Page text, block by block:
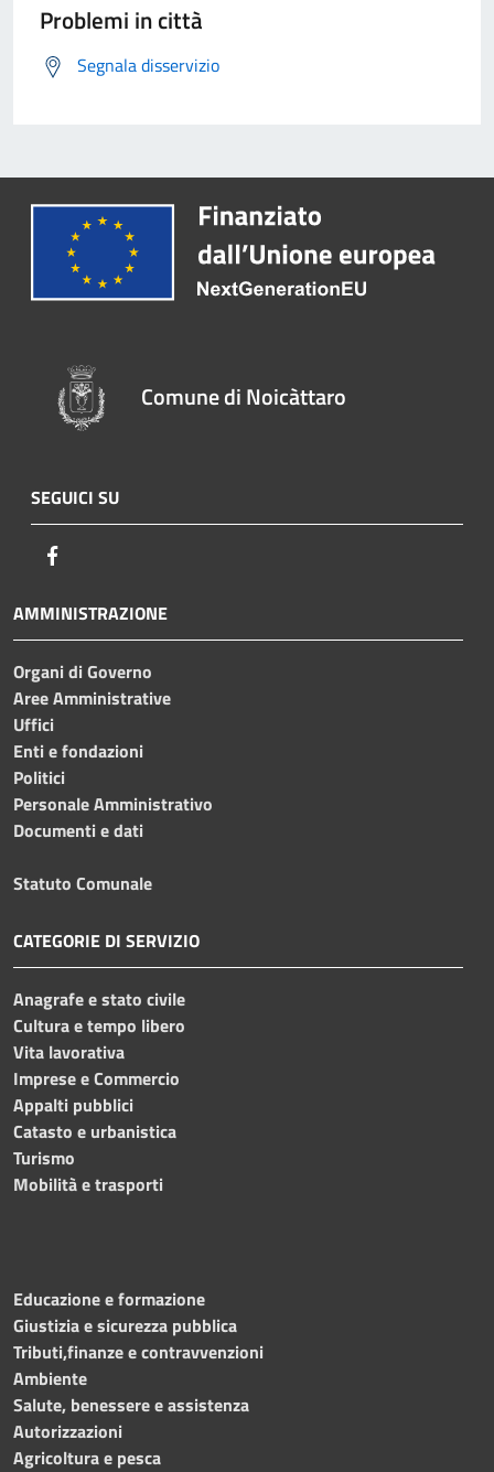
Problemi in città
Segnala disservizio
Comune di Noicàttaro
SEGUICI SU
AMMINISTRAZIONE
Organi di Governo
Aree Amministrative
Uffici
Enti e fondazioni
Politici
Personale Amministrativo
Documenti e dati
Statuto Comunale
CATEGORIE DI SERVIZIO
Anagrafe e stato civile
Cultura e tempo libero
Vita lavorativa
Imprese e Commercio
Appalti pubblici
Catasto e urbanistica
Turismo
Mobilità e trasporti
Educazione e formazione
Giustizia e sicurezza pubblica
Tributi,finanze e contravvenzioni
Ambiente
Salute, benessere e assistenza
Autorizzazioni
Agricoltura e pesca